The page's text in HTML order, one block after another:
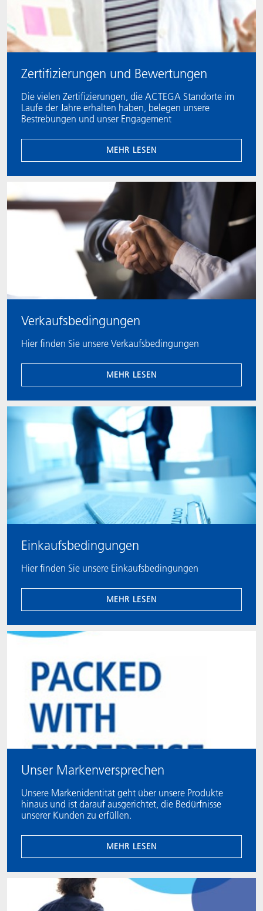
Zertifizierungen und Bewertungen
Die vielen Zertifizierungen, die ACTEGA Standorte im
Laufe der Jahre erhalten haben, belegen unsere
Bestrebungen und unser Engagement
MEHR LESEN
Verkaufsbedingungen
Hier finden Sie unsere Verkaufsbedingungen
MEHR LESEN
Einkaufsbedingungen
Hier finden Sie unsere Einkaufsbedingungen
MEHR LESEN
Unser Markenversprechen
Unsere Markenidentität geht über unsere Produkte
hinaus und ist darauf ausgerichtet, die Bedürfnisse
unserer Kunden zu erfüllen.
MEHR LESEN